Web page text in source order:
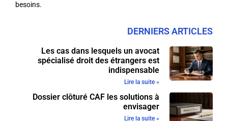
besoins.
DERNIERS ARTICLES
Les cas dans lesquels un avocat
spécialisé droit des étrangers est
indispensable
Lire la suite »
Dossier clôturé CAF les solutions à
envisager
Lire la suite »